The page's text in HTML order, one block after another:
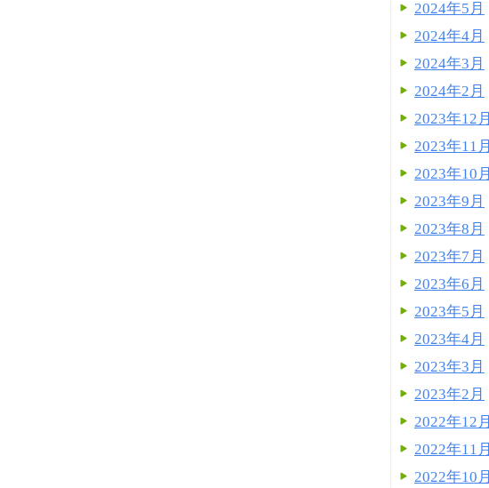
2024年5月
2024年4月
2024年3月
2024年2月
2023年12月
2023年11月
2023年10月
2023年9月
2023年8月
2023年7月
2023年6月
2023年5月
2023年4月
2023年3月
2023年2月
2022年12月
2022年11月
2022年10月